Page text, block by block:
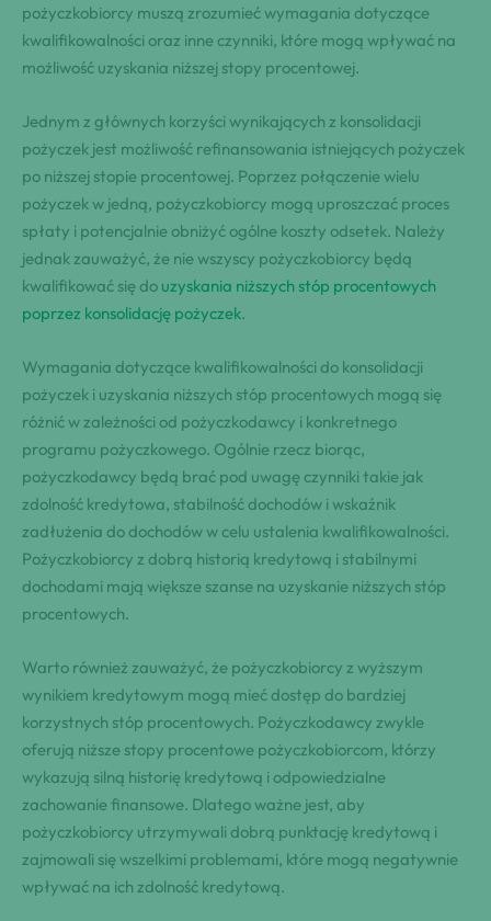
pożyczkobiorcy muszą zrozumieć wymagania dotyczące
kwalifikowalności oraz inne czynniki, które mogą wpływać na
możliwość uzyskania niższej stopy procentowej.
Jednym z głównych korzyści wynikających z konsolidacji
pożyczek jest możliwość refinansowania istniejących pożyczek
po niższej stopie procentowej. Poprzez połączenie wielu
pożyczek w jedną, pożyczkobiorcy mogą uproszczać proces
spłaty i potencjalnie obniżyć ogólne koszty odsetek. Należy
jednak zauważyć, że nie wszyscy pożyczkobiorcy będą
kwalifikować się do uzyskania niższych stóp procentowych
poprzez konsolidację pożyczek.
Wymagania dotyczące kwalifikowalności do konsolidacji
pożyczek i uzyskania niższych stóp procentowych mogą się
różnić w zależności od pożyczkodawcy i konkretnego
programu pożyczkowego. Ogólnie rzecz biorąc,
pożyczkodawcy będą brać pod uwagę czynniki takie jak
zdolność kredytowa, stabilność dochodów i wskaźnik
zadłużenia do dochodów w celu ustalenia kwalifikowalności.
Pożyczkobiorcy z dobrą historią kredytową i stabilnymi
dochodami mają większe szanse na uzyskanie niższych stóp
procentowych.
Warto również zauważyć, że pożyczkobiorcy z wyższym
wynikiem kredytowym mogą mieć dostęp do bardziej
korzystnych stóp procentowych. Pożyczkodawcy zwykle
oferują niższe stopy procentowe pożyczkobiorcom, którzy
wykazują silną historię kredytową i odpowiedzialne
zachowanie finansowe. Dlatego ważne jest, aby
pożyczkobiorcy utrzymywali dobrą punktację kredytową i
zajmowali się wszelkimi problemami, które mogą negatywnie
wpływać na ich zdolność kredytową.